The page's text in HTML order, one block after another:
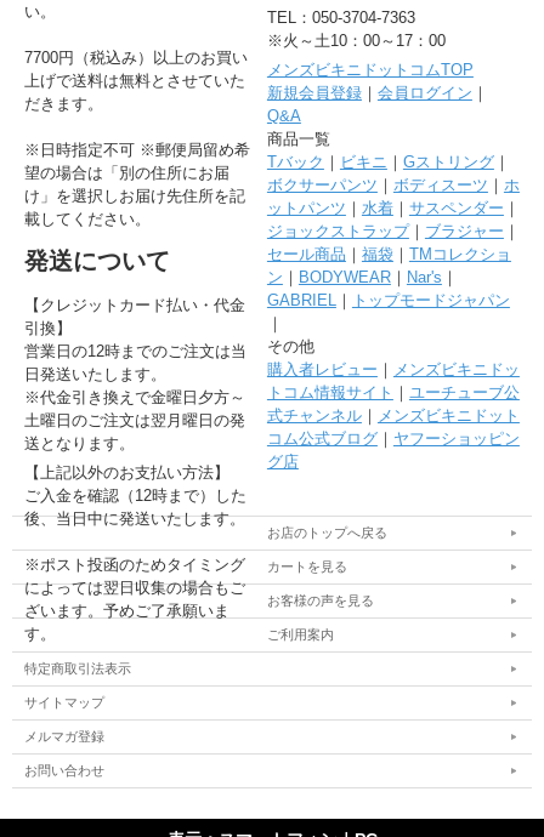
い。
7700円（税込み）以上のお買い
上げで送料は無料とさせていた
だきます。
※日時指定不可 ※郵便局留め希
望の場合は「別の住所にお届
け」を選択しお届け先住所を記
載してください。
発送について
【クレジットカード払い・代金
引換】
営業日の12時までのご注文は当
日発送いたします。
※代金引き換えで金曜日夕方～
土曜日のご注文は翌月曜日の発
送となります。
【上記以外のお支払い方法】
ご入金を確認（12時まで）した
後、当日中に発送いたします。
※ポスト投函のためタイミング
によっては翌日収集の場合もご
ざいます。予めご了承願いま
す。
TEL：050-3704-7363
※火～土10：00～17：00
メンズビキニドットコムTOP
新規会員登録｜ 会員ログイン ｜
Q&A
商品一覧
Tバック ｜ ビキニ ｜ Gストリング｜
ボクサーパンツ ｜ ボディスーツ ｜ ホ
ットパンツ ｜ 水着｜ サスペンダー ｜
ジョックストラップ｜ ブラジャー ｜
セール商品 ｜ 福袋｜ TMコレクショ
ン ｜ BODYWEAR｜ Nar's ｜
GABRIEL｜
トップモードジャパン
｜
その他
購入者レビュー ｜ メンズビキニドッ
トコム情報サイト ｜ ユーチューブ公
式チャンネル｜ メンズビキニドット
コム公式ブログ｜ ヤフーショッピン
グ店
お店のトップへ戻る
カートを見る
お客様の声を見る
ご利用案内
特定商取引法表示
サイトマップ
メルマガ登録
お問い合わせ